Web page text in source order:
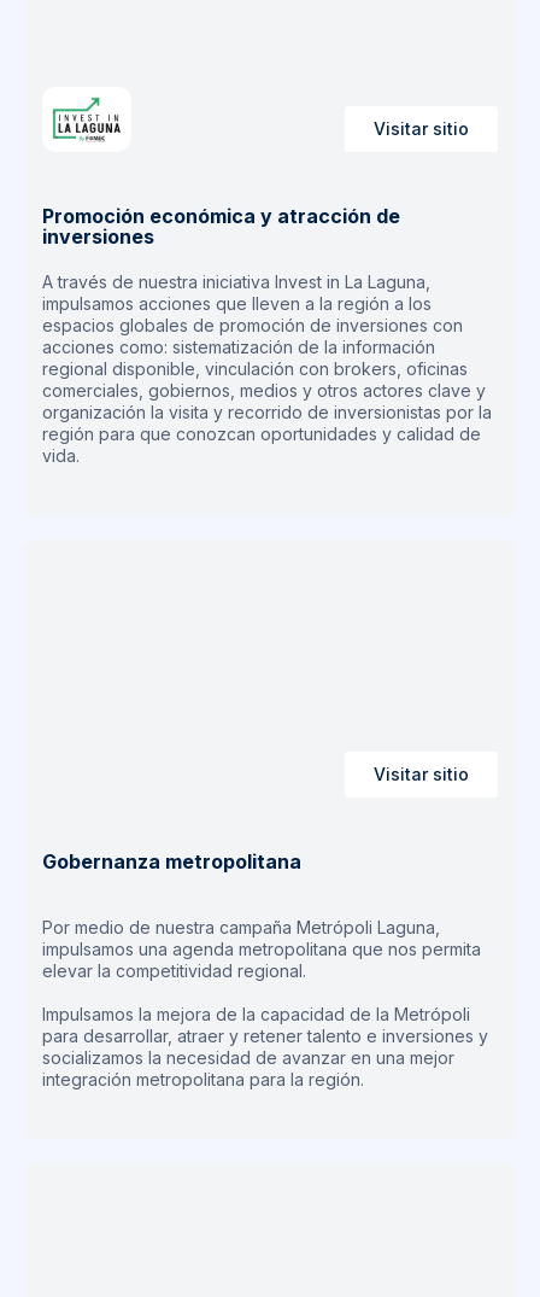
Visitar sitio
Promoción económica y atracción de
inversiones
A través de nuestra iniciativa Invest in La Laguna,
impulsamos acciones que lleven a la región a los
espacios globales de promoción de inversiones con
acciones como: sistematización de la información
regional disponible, vinculación con brokers, oficinas
comerciales, gobiernos, medios y otros actores clave y
organización la visita y recorrido de inversionistas por la
región para que conozcan oportunidades y calidad de
vida.
Visitar sitio
Gobernanza metropolitana
Por medio de nuestra campaña Metrópoli Laguna,
impulsamos una agenda metropolitana que nos permita
elevar la competitividad regional.
Impulsamos la mejora de la capacidad de la Metrópoli
para desarrollar, atraer y retener talento e inversiones y
socializamos la necesidad de avanzar en una mejor
integración metropolitana para la región.